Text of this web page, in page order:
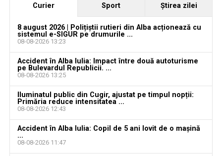
YouTube Instagram
Ultimele știri din Teiuș
Jaf de peste 300.000 de euro, la Teiuș. Familia
păgubită susține că ancheta bate pasul pe loc, la
aproape o lună de la spargere
Curier Sport Ştirea zilei
8 august 2026 | Polițiștii rutieri din Alba acționează cu
sistemul e-SIGUR pe drumurile ...
08-08-2026 13:23
Accident în Alba Iulia: Impact între două autoturisme
pe Bulevardul Republicii. ...
08-08-2026 13:25
Iluminatul public din Cugir, ajustat pe timpul nopții:
Primăria reduce intensitatea ...
08-08-2026 12:43
Accident în Alba Iulia: Copil de 5 ani lovit de o mașină
...
08-08-2026 11:47